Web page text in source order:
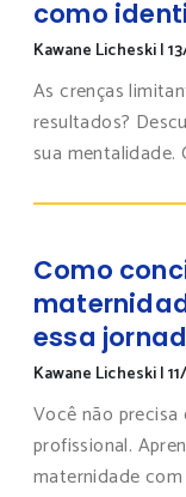
como
Kawane Licheski|
As crenças
resultados?
sua mentalidade.
Como
essa
Kawane Licheski|
Você não
profissional.
maternidade